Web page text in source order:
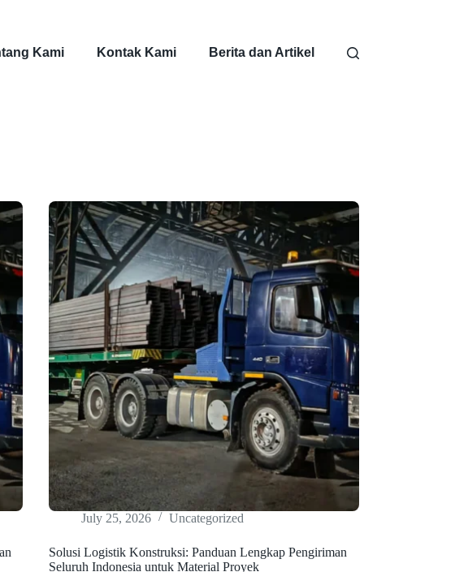
Kami Kontak Kami Berita dan Artikel
July 25, 2026 Uncategorized
Solusi Logistik Konstruksi: Panduan Lengkap Pengiriman
Seluruh Indonesia untuk Material Proyek